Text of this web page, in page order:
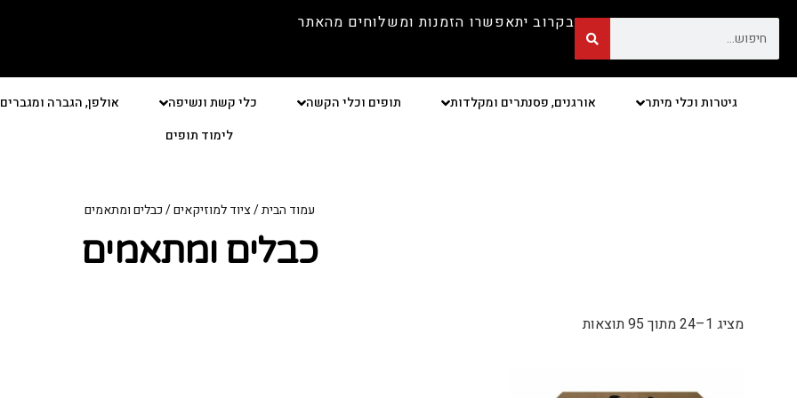
בקרוב יתאפשרו הזמנות ומשלוחים מהאתר
גיטרות וכלי מיתר אורגנים, פסנתרים ומקלדות תופים וכלי הקשה כלי קשת ונשיפה אולפן, הגברה ומגברים
לימוד תופים
עמוד הבית/ציוד למוזיקאים/ כבלים ומתאמים
כבלים ומתאמים
מציג 1–24 מתוך 95 תוצאות